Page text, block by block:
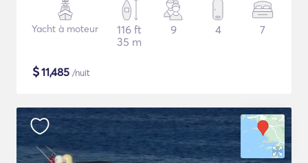
Yacht à moteur
116 ft
35 m
9 4 7
$11,485 /nuit